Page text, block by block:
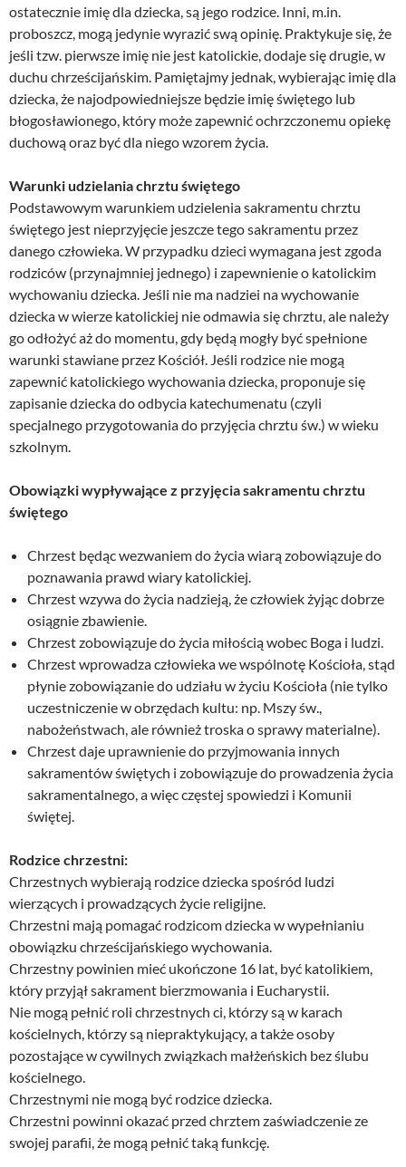
ostatecznie imię dla dziecka, są jego rodzice. Inni, m.in.
proboszcz, mogą jedynie wyrazić swą opinię. Praktykuje się, że
jeśli tzw. pierwsze imię nie jest katolickie, dodaje się drugie, w
duchu chrześcijańskim. Pamiętajmy jednak, wybierając imię dla
dziecka, że najodpowiedniejsze będzie imię świętego lub
błogosławionego, który może zapewnić ochrzczonemu opiekę
duchową oraz być dla niego wzorem życia.
Warunki udzielania chrztu świętego
Podstawowym warunkiem udzielenia sakramentu chrztu
świętego jest nieprzyjęcie jeszcze tego sakramentu przez
danego człowieka. W przypadku dzieci wymagana jest zgoda
rodziców (przynajmniej jednego) i zapewnienie o katolickim
wychowaniu dziecka. Jeśli nie ma nadziei na wychowanie
dziecka w wierze katolickiej nie odmawia się chrztu, ale należy
go odłożyć aż do momentu, gdy będą mogły być spełnione
warunki stawiane przez Kościół. Jeśli rodzice nie mogą
zapewnić katolickiego wychowania dziecka, proponuje się
zapisanie dziecka do odbycia katechumenatu (czyli
specjalnego przygotowania do przyjęcia chrztu św.) w wieku
szkolnym.
Obowiązki wypływające z przyjęcia sakramentu chrztu
świętego
Chrzest będąc wezwaniem do życia wiarą zobowiązuje do
poznawania prawd wiary katolickiej.
Chrzest wzywa do życia nadzieją, że człowiek żyjąc dobrze
osiągnie zbawienie.
Chrzest zobowiązuje do życia miłością wobec Boga i ludzi.
Chrzest wprowadza człowieka we wspólnotę Kościoła, stąd
płynie zobowiązanie do udziału w życiu Kościoła (nie tylko
uczestniczenie w obrzędach kultu: np. Mszy św.,
nabożeństwach, ale również troska o sprawy materialne).
Chrzest daje uprawnienie do przyjmowania innych
sakramentów świętych i zobowiązuje do prowadzenia życia
sakramentalnego, a więc częstej spowiedzi i Komunii
świętej.
Rodzice chrzestni:
Chrzestnych wybierają rodzice dziecka spośród ludzi
wierzących i prowadzących życie religijne.
Chrzestni mają pomagać rodzicom dziecka w wypełnianiu
obowiązku chrześcijańskiego wychowania.
Chrzestny powinien mieć ukończone 16 lat, być katolikiem,
który przyjął sakrament bierzmowania i Eucharystii.
Nie mogą pełnić roli chrzestnych ci, którzy są w karach
kościelnych, którzy są niepraktykujący, a także osoby
pozostające w cywilnych związkach małżeńskich bez ślubu
kościelnego.
Chrzestnymi nie mogą być rodzice dziecka.
Chrzestni powinni okazać przed chrztem zaświadczenie ze
swojej parafii, że mogą pełnić taką funkcję.